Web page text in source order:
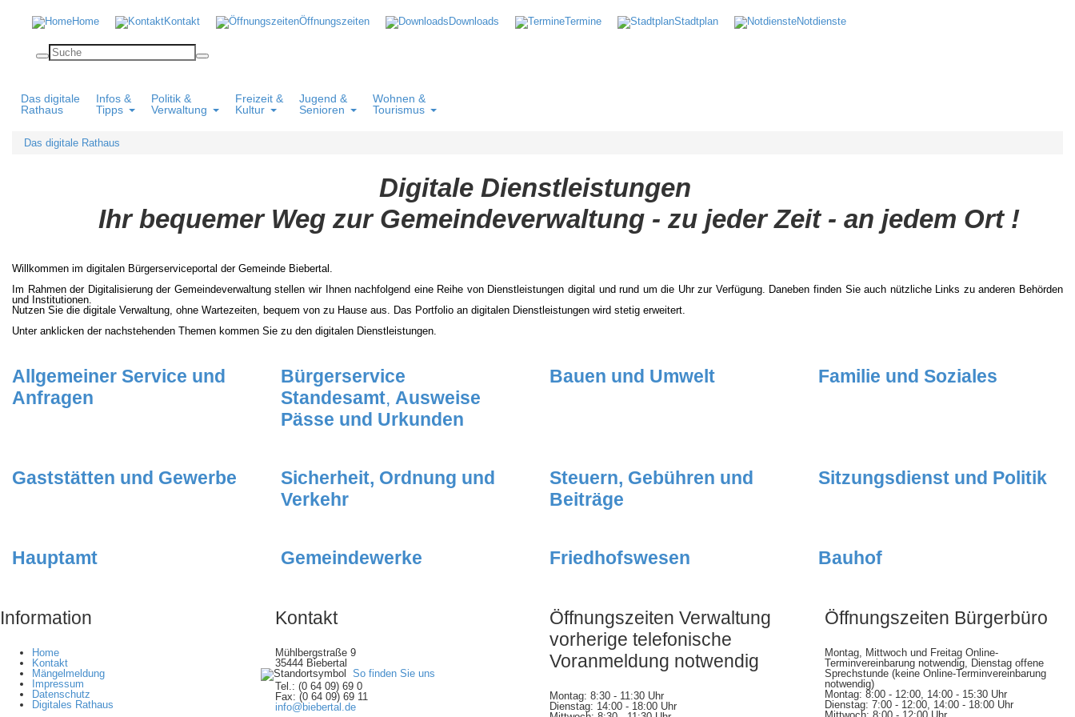
Home Kontakt Öffnungszeiten Downloads Termine Stadtplan Notdienste
Das digitale
Rathaus
Infos &
Tipps
Politik &
Verwaltung
Freizeit &
Kultur
Jugend &
Senioren
Wohnen &
Tourismus
Das digitale Rathaus
Digitale Dienstleistungen
Ihr bequemer Weg zur Gemeindeverwaltung - zu jeder Zeit - an jedem Ort !
Willkommen im digitalen Bürgerserviceportal der Gemeinde Biebertal.
Im Rahmen der Digitalisierung der Gemeindeverwaltung stellen wir Ihnen nachfolgend eine Reihe von Dienstleistungen digital und rund um die Uhr zur Verfügung. Daneben finden Sie auch nützliche Links zu anderen Behörden
und Institutionen.
Nutzen Sie die digitale Verwaltung, ohne Wartezeiten, bequem von zu Hause aus. Das Portfolio an digitalen Dienstleistungen wird stetig erweitert.
Unter anklicken der nachstehenden Themen kommen Sie zu den digitalen Dienstleistungen.
Allgemeiner Service und
Anfragen
Bürgerservice
Standesamt, Ausweise
Pässe und Urkunden
Bauen und Umwelt Familie und Soziales
Gaststätten und Gewerbe
Sicherheit, Ordnung und
Verkehr
Steuern, Gebühren und
Beiträge
Sitzungsdienst und Politik
Hauptamt Gemeindewerke Friedhofswesen Bauhof
Information
Home
Kontakt
Mängelmeldung
Impressum
Datenschutz
Digitales Rathaus
Kontakt
Mühlbergstraße 9
35444 Biebertal
So finden Sie uns
Tel.: (0 64 09) 69 0
Fax: (0 64 09) 69 11
info@biebertal.de
Öffnungszeiten Verwaltung
vorherige telefonische
Voranmeldung notwendig
Montag: 8:30 - 11:30 Uhr
Dienstag: 14:00 - 18:00 Uhr
Öffnungszeiten Bürgerbüro
Montag, Mittwoch und Freitag Online-
Terminvereinbarung notwendig, Dienstag offene
Sprechstunde (keine Online-Terminvereinbarung
notwendig)
Montag: 8:00 - 12:00, 14:00 - 15:30 Uhr
Dienstag: 7:00 - 12:00, 14:00 - 18:00 Uhr